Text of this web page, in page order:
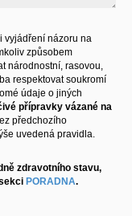
vyjádření názoru na
způsobem
národnostní, rasovou,
respektovat soukromí
údaje o jiných
přípravky vázané na
předchozího
uvedená pravidla.
zdravotního stavu,
PORADNA.